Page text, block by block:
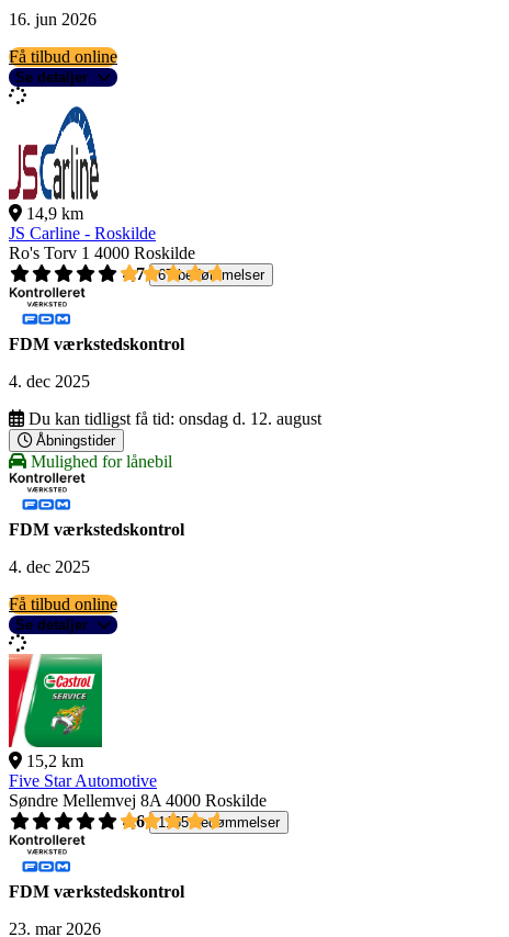
16. jun 2026
Få tilbud online
Se detaljer
14,9 km
JS Carline - Roskilde
Ro's Torv 1 4000 Roskilde
4,7
67 bedømmelser
FDM værkstedskontrol
4. dec 2025
Du kan tidligst få tid: onsdag d. 12. august
Åbningstider
Mulighed for lånebil
FDM værkstedskontrol
4. dec 2025
Få tilbud online
Se detaljer
15,2 km
Five Star Automotive
Søndre Mellemvej 8A 4000 Roskilde
4,6
1165 bedømmelser
FDM værkstedskontrol
23. mar 2026